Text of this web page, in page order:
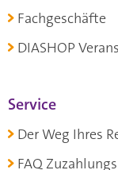
Fachgeschäfte
DIASHOP
Service
Der Weg Ihres
FAQ